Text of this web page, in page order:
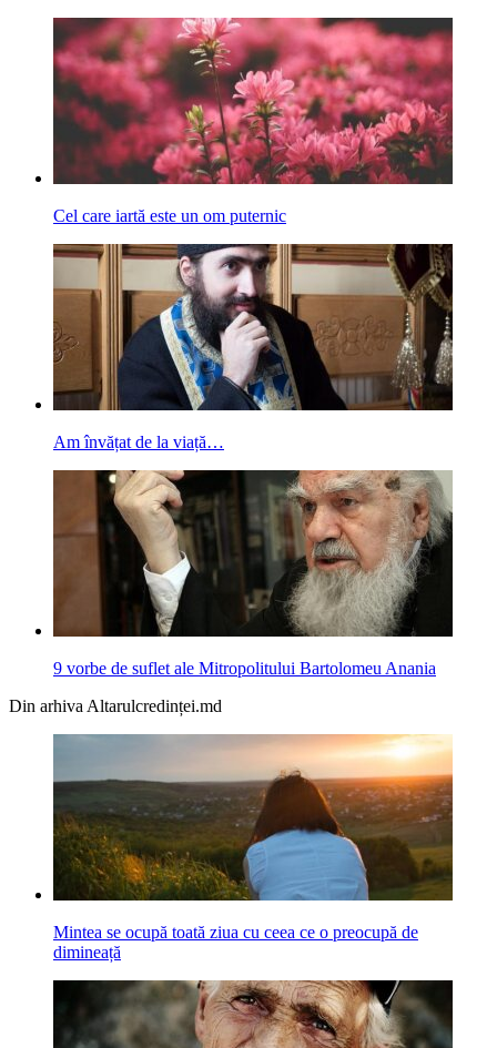
Cel care iartă este un om puternic
Am învățat de la viață…
9 vorbe de suflet ale Mitropolitului Bartolomeu Anania
Din arhiva Altarulcredinței.md
Mintea se ocupă toată ziua cu ceea ce o preocupă de
dimineață